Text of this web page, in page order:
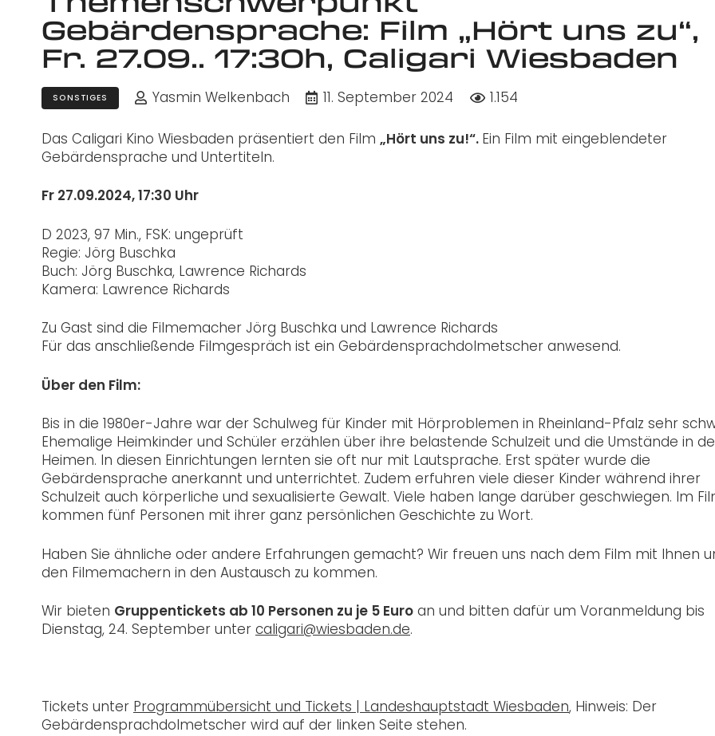
Gebärdensprache: Film „Hört uns zu“,
Fr. 27.09.. 17:30h, Caligari Wiesbaden
SONSTIGES Yasmin Welkenbach 11. September 2024 1.154
Das Caligari Kino Wiesbaden präsentiert den Film „Hört uns zu!“. Ein Film mit eingeblendeter
Gebärdensprache und Untertiteln.
Fr 27.09.2024, 17:30 Uhr
D 2023, 97 Min., FSK: ungeprüft
Regie: Jörg Buschka
Buch: Jörg Buschka, Lawrence Richards
Kamera: Lawrence Richards
Zu Gast sind die Filmemacher Jörg Buschka und Lawrence Richards
Für das anschließende Filmgespräch ist ein Gebärdensprachdolmetscher anwesend.
Über den Film:
Bis in die 1980er-Jahre war der Schulweg für Kinder mit Hörproblemen in Rheinland-Pfalz sehr
Ehemalige Heimkinder und Schüler erzählen über ihre belastende Schulzeit und die Umstände in
Heimen. In diesen Einrichtungen lernten sie oft nur mit Lautsprache. Erst später wurde die
Gebärdensprache anerkannt und unterrichtet. Zudem erfuhren viele dieser Kinder während ihrer
Schulzeit auch körperliche und sexualisierte Gewalt. Viele haben lange darüber geschwiegen. Im
kommen fünf Personen mit ihrer ganz persönlichen Geschichte zu Wort.
Haben Sie ähnliche oder andere Erfahrungen gemacht? Wir freuen uns nach dem Film mit Ihnen
den Filmemachern in den Austausch zu kommen.
Wir bieten Gruppentickets ab 10 Personen zu je 5 Euro an und bitten dafür um Voranmeldung bis
Dienstag, 24. September unter caligari@wiesbaden.de.
Tickets unter Programmübersicht und Tickets | Landeshauptstadt Wiesbaden, Hinweis: Der
Gebärdensprachdolmetscher wird auf der linken Seite stehen.